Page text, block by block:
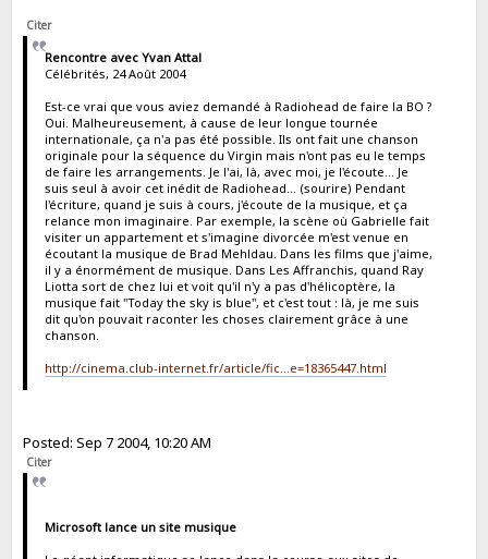
Citer
Rencontre avec Yvan Attal
Célébrités, 24 Août 2004
Est-ce vrai que vous aviez demandé à Radiohead de faire la BO ?
Oui. Malheureusement, à cause de leur longue tournée
internationale, ça n'a pas été possible. Ils ont fait une chanson
originale pour la séquence du Virgin mais n'ont pas eu le temps
de faire les arrangements. Je l'ai, là, avec moi, je l'écoute... Je
suis seul à avoir cet inédit de Radiohead... (sourire) Pendant
l'écriture, quand je suis à cours, j'écoute de la musique, et ça
relance mon imaginaire. Par exemple, la scène où Gabrielle fait
visiter un appartement et s'imagine divorcée m'est venue en
écoutant la musique de Brad Mehldau. Dans les films que j'aime,
il y a énormément de musique. Dans Les Affranchis, quand Ray
Liotta sort de chez lui et voit qu'il n'y a pas d'hélicoptère, la
musique fait "Today the sky is blue", et c'est tout : là, je me suis
dit qu'on pouvait raconter les choses clairement grâce à une
chanson.
http://cinema.club-internet.fr/article/fic...e=18365447.html
Posted: Sep 7 2004, 10:20 AM
Citer
Microsoft lance un site musique